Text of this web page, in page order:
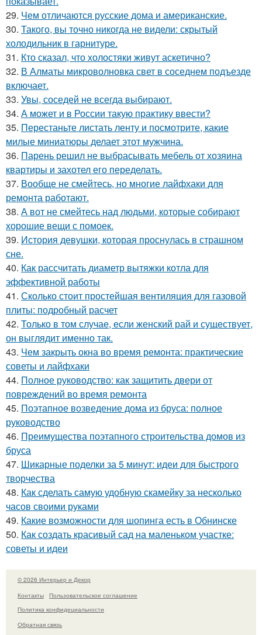
29. Чем отличаются русские дома и американские.
30. Такого, вы точно никогда не видели: скрытый
холодильник в гарнитуре.
31. Кто сказал, что холостяки живут аскетично?
32. В Алматы микроволновка свет в соседнем подъезде
включает.
33. Увы, соседей не всегда выбирают.
34. А может и в России такую практику ввести?
35. Перестаньте листать ленту и посмотрите, какие
милые миниатюры делает этот мужчина.
36. Парень решил не выбрасывать мебель от хозяина
квартиры и захотел его переделать.
37. Вообще не смейтесь, но многие лайфхаки для
ремонта работают.
38. А вот не смейтесь над людьми, которые собирают
хорошие вещи с помоек.
39. История девушки, которая проснулась в страшном
сне.
40. Как рассчитать диаметр вытяжки котла для
эффективной работы
41. Сколько стоит простейшая вентиляция для газовой
плиты: подробный расчет
42. Только в том случае, если женский рай и существует,
он выглядит именно так.
43. Чем закрыть окна во время ремонта: практические
советы и лайфхаки
44. Полное руководство: как защитить двери от
повреждений во время ремонта
45. Поэтапное возведение дома из бруса: полное
руководство
46. Преимущества поэтапного строительства домов из
бруса
47. Шикарные поделки за 5 минут: идеи для быстрого
творчества
48. Как сделать самую удобную скамейку за несколько
часов своими руками
49. Какие возможности для шопинга есть в Обнинске
50. Как создать красивый сад на маленьком участке:
советы и идеи
© 2026 Интерьер и Декор
Контакты
Пользовательское соглашение
Политика конфидециальности
Обратная связь